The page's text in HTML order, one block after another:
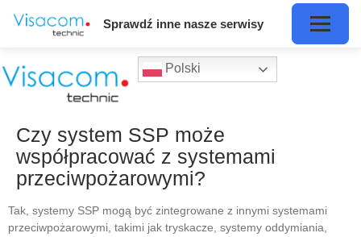
Polski
Czy system SSP może
współpracować z systemami
przeciwpożarowymi?
Tak, systemy SSP mogą być zintegrowane z innymi systemami
przeciwpożarowymi, takimi jak tryskacze, systemy oddymiania,
Sprawdź inne nasze serwisy